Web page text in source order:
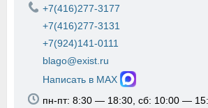
+7(416)277-3177
+7(416)277-3131
+7(924)141-0111
blago@exist.ru
Написать в MAX
пн-пт: 8:30 — 18:30, сб: 10:00 —